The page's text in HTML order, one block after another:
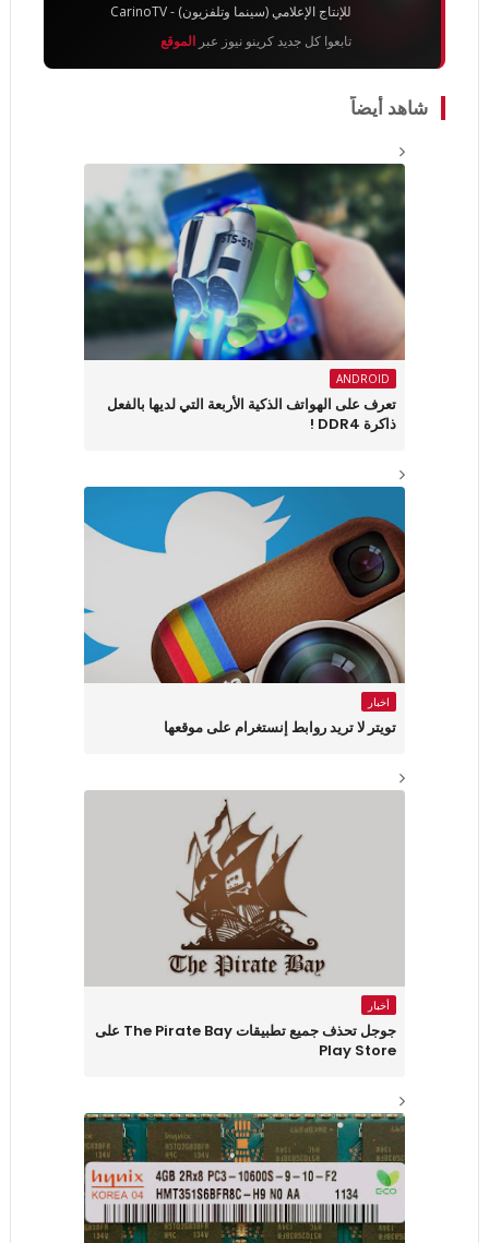
للإنتاج الإعلامي (سينما وتلفزيون) - CarinoTV
تابعوا كل جديد كرينو نيوز عبر الموقع
شاهد أيضاً
ANDROID
تعرف على الهواتف الذكية الأربعة التي لديها بالفعل
ذاكرة DDR4 !
اخبار
تويتر لا تريد روابط إنستغرام على موقعها
أخبار
جوجل تحذف جميع تطبيقات The Pirate Bay على
Play Store